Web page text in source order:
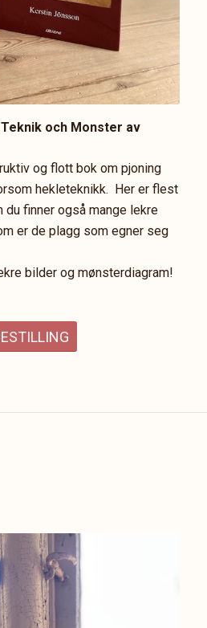
och Monster av
og flott bok om pjoning
hekleteknikk. Her er flest
du finner også mange lekre
er de plagg som egner seg
bilder og mønsterdiagram!